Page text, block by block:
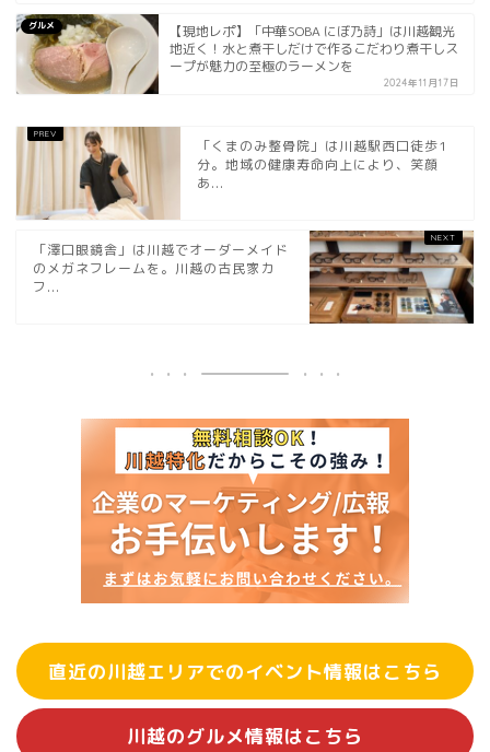
グルメ
【現地レポ】「中華SOBA にぼ乃詩」は川越観光
地近く！水と煮干しだけで作るこだわり煮干しス
ープが魅力の至極のラーメンを
2024年11月17日
「くまのみ整骨院」は川越駅西口徒歩1
分。地域の健康寿命向上により、笑顔
あ...
「澤口眼鏡舎」は川越でオーダーメイド
のメガネフレームを。川越の古民家カ
フ...
直近の川越エリアでのイベント情報はこちら
川越のグルメ情報はこちら